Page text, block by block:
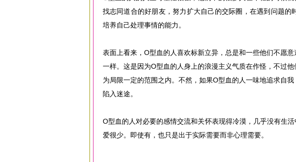
找志同道合的好朋友，努力扩大自己的交际圈，在遇到问题的
培养自己处理事情的能力。
表面上看来，O型血的人喜欢标新立异，总是和一些他们不愿
一样。这是因为O型血的人身上的浪漫主义气质在作怪，不过
为局限一定的范围之内。不然，如果O型血的人一味地追求自
陷入迷途。
O型血的人对必要的感情交流和关怀表现得冷漠，几乎没有生
爱很少。即使有，也只是出于实际需要而非心理需要。